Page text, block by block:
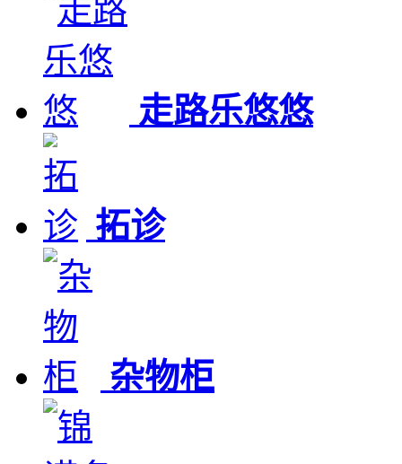
走路乐悠悠
拓诊
杂物柜